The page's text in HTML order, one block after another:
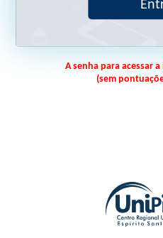
A senha para acessar a
(sem